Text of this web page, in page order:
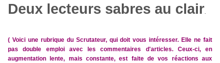
Deux lecteurs sabres au clair
( Voici une rubrique du Scrutateur, qui doit vous intéresser. Elle ne fait
pas double emploi avec les commentaires d'articles. Ceux-ci, en
augmentation lente, mais constante, est faite de vos réactions aux